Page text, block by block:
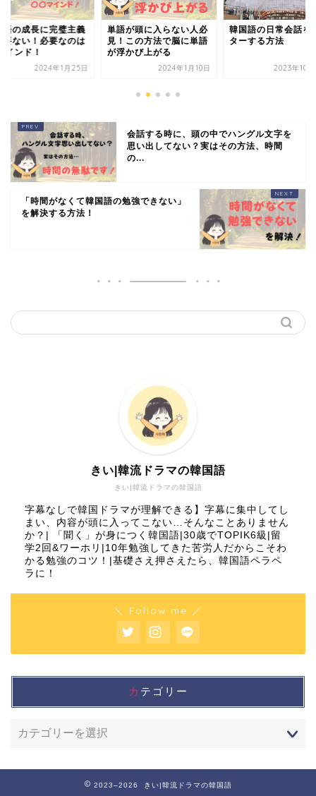
語の成長に完璧主義
要ない！必要なのは
インド！
2024年1月25日
単語が頭に入らない人必
見！この方法で脳に単語
が浮かび上がる
2024年1月10日
韓国語の日常会話を
ターする方法
2023年10
会話する時に、頭の中でハングル文字を
思い出してない？実はその方法、時間
の...
「時間がなくて韓国語の勉強できない」
を解決する方法！
きい|韓流ドラマの韓国語
きい|韓流ドラマの韓国語
字幕なしで韓国ドラマが理解できる】字幕に集中してし
まい、内容が頭に入ってこない…そんなことありません
か？| 「聞く」が身につく韓国語|30歳でTOPIK6級|留
学2回&ワーホリ|10年勉強してきた苦労人だからこそわ
かる勉強のコツ！|基礎さえ押さえたら、韓国語ペラペ
ラに！
＼ Follow me ／
カテゴリー
2023–2026 きい|韓流ドラマの韓国語